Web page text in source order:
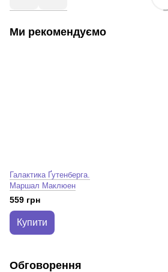
Ми рекомендуємо
Галактика Ґутенберга.
Маршал Маклюен
559 грн
Купити
Обговорення